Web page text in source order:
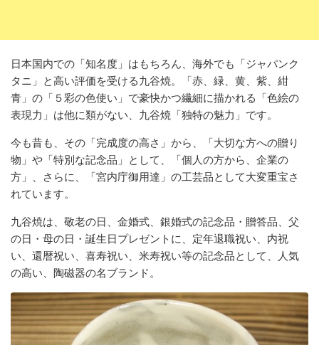
日本国内での「知名度」はもちろん、海外でも「ジャパンク
タニ」と高い評価を受ける九谷焼。「赤、緑、黄、紫、紺
青」の「５彩の色使い」で豪快かつ繊細に描かれる「色絵の
表現力」は他に類がない、九谷焼「独特の魅力」です。
今も昔も、その「完成度の高さ」から、「大切な方への贈り
物」や「特別な記念品」として、「個人の方から、企業の
方」、さらに、「宮内庁御用達」の工芸品として大変重宝さ
れています。
九谷焼は、敬老の日、金婚式、銀婚式の記念品・贈答品、父
の日・母の日・誕生日プレゼントに、定年退職祝い、内祝
い、還暦祝い、喜寿祝い、米寿祝い等の記念品として、人気
の高い、陶磁器の名ブランド。